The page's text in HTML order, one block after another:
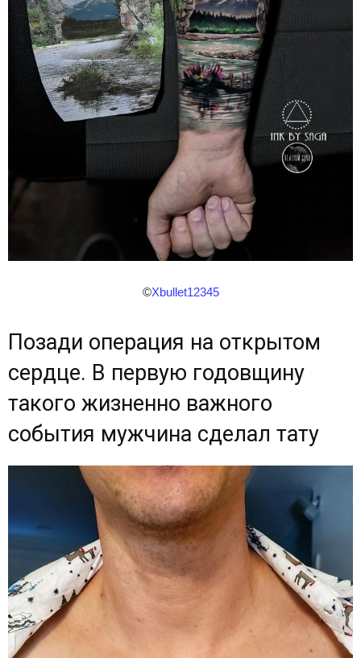
©Xbullet12345
Позади операция на открытом
сердце. В первую годовщину
такого жизненно важного
события мужчина сделал тату